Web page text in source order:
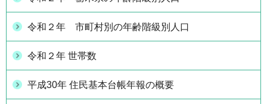
令和２年 市町村別の年齢階級別人口
令和２年 世帯数
平成30年 住民基本台帳年報の概要